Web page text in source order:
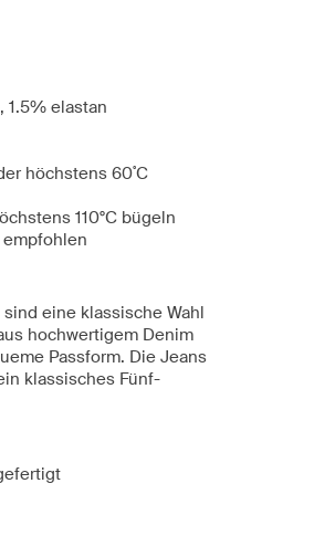
1.5% elastan
höchstens 60˚C
110°C bügeln
eine klassische Wahl
hochwertigem Denim
Passform. Die Jeans
klassisches Fünf-